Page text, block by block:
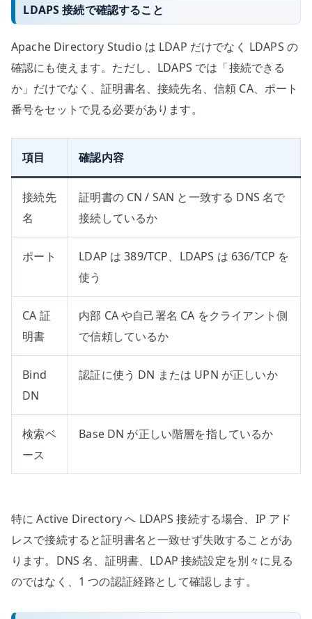
LDAPS 接続で確認すること
Apache Directory Studio は LDAP だけでなく LDAPS の
確認にも使えます。ただし、LDAPS では「接続できる
か」だけでなく、証明書名、接続先名、信頼 CA、ポート
番号をセットで見る必要があります。
項目 確認内容
接続先
名
証明書の CN / SAN と一致する DNS 名で
接続しているか
ポート
LDAP は 389/TCP、LDAPS は 636/TCP を
使う
CA 証
明書
内部 CA や自己署名 CA をクライアント側
で信頼しているか
Bind
DN
認証に使う DN または UPN が正しいか
検索ベ
ース
Base DN が正しい階層を指しているか
特に Active Directory へ LDAPS 接続する場合、IP アド
レスで接続すると証明書名と一致せず失敗することがあ
ります。DNS 名、証明書、LDAP 接続設定を別々に見る
のではなく、1 つの認証経路として確認します。